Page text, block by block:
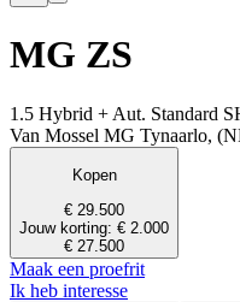
MG ZS
1.5 Hybrid + Aut. Standard
Van Mossel MG Tynaarlo,
Kopen
€ 29.500
Jouw korting: € 2.000
€ 27.500
Maak een proefrit
Ik heb interesse